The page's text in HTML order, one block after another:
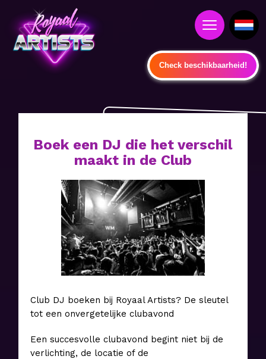
Check beschikbaarheid!
Boek een DJ die het verschil
maakt in de Club
Club DJ boeken bij Royaal Artists? De sleutel
tot een onvergetelijke clubavond
Een succesvolle clubavond begint niet bij de
verlichting, de locatie of de